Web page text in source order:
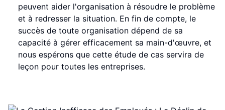
peuvent aider l'organisation à résoudre le problème
et à redresser la situation. En fin de compte, le
succès de toute organisation dépend de sa
capacité à gérer efficacement sa main-d'œuvre, et
nous espérons que cette étude de cas servira de
leçon pour toutes les entreprises.